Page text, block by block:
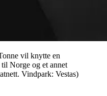
vil knytte en
Norge og et annet
Vindpark: Vestas)